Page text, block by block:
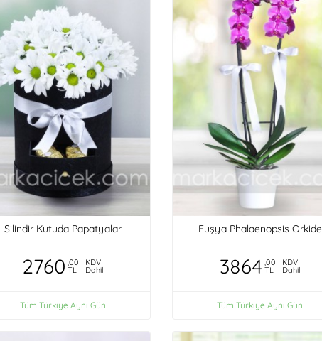
Silindir Kutuda Papatyalar
2760 ,00
TL
KDV
Dahil
Tüm Türkiye Aynı Gün
Fuşya Phalaenopsis Orkide
3864 ,00
TL
KDV
Dahil
Tüm Türkiye Aynı Gün